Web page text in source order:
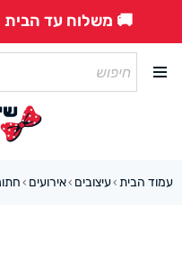
🚚 משלוח עד הבית
עמוד הבית ›עיצובים ›אירועים ›